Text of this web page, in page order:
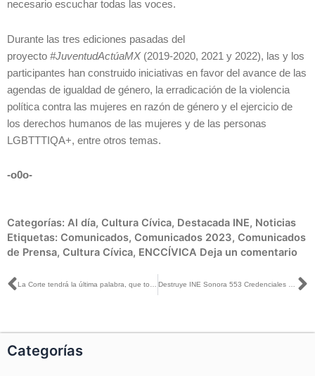
necesario escuchar todas las voces.
Durante las tres ediciones pasadas del
proyecto #JuventudActúaMX (2019-2020, 2021 y 2022), las y los
participantes han construido iniciativas en favor del avance de las
agendas de igualdad de género, la erradicación de la violencia
política contra las mujeres en razón de género y el ejercicio de
los derechos humanos de las mujeres y de las personas
LGBTTTIQA+, entre otros temas.
-o0o-
Categorías: Al día, Cultura Cívica, Destacada INE, Noticias
Etiquetas: Comunicados, Comunicados 2023, Comunicados
de Prensa, Cultura Cívica, ENCCÍVICA Deja un comentario
Ant
Categorías